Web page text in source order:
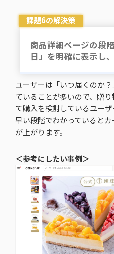
課題6の解決策
商品詳細ページの段
日」を明確に表示し
ユーザーは「いつ届くのか
ていることが多いので、贈
て購入を検討しているユー
早い段階でわかっていると
が上がります。
＜参考にしたい事例＞